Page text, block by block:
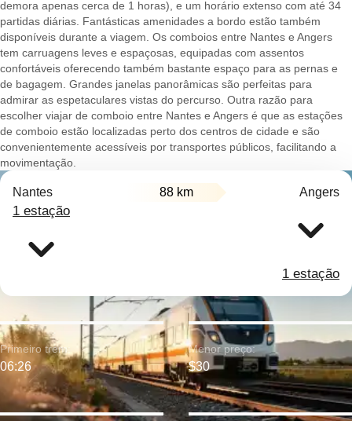
demora apenas cerca de 1 horas), e um horário extenso com até 34
partidas diárias. Fantásticas amenidades a bordo estão também
disponíveis durante a viagem. Os comboios entre Nantes e Angers
tem carruagens leves e espaçosas, equipadas com assentos
confortáveis oferecendo também bastante espaço para as pernas e
de bagagem. Grandes janelas panorâmicas são perfeitas para
admirar as espetaculares vistas do percurso. Outra razão para
escolher viajar de comboio entre Nantes e Angers é que as estações
de comboio estão localizadas perto dos centros de cidade e são
convenientemente acessíveis por transportes públicos, facilitando a
movimentação.
Nantes 88 km Angers
1 estação
1 estação
Primeiro trem:
06:26
Menor preço:
$30